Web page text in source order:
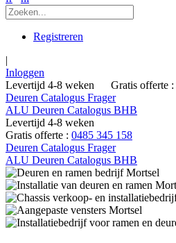
Registreren
|
Inloggen
Levertijd 4-8 weken
Gratis offerte :
Deuren Catalogus Frager
ALU Deuren Catalogus BHB
Levertijd 4-8 weken
Gratis offerte : 0485 345 158
Deuren Catalogus Frager
ALU Deuren Catalogus BHB